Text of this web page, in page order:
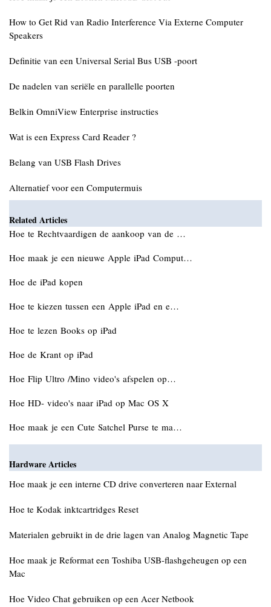
How to Get Rid van Radio Interference Via Externe Computer
Speakers
Definitie van een Universal Serial Bus USB -poort
De nadelen van seriële en parallelle poorten
Belkin OmniView Enterprise instructies
Wat is een Express Card Reader ?
Belang van USB Flash Drives
Alternatief voor een Computermuis
Related Articles
Hoe te Rechtvaardigen de aankoop van de …
Hoe maak je een nieuwe Apple iPad Comput…
Hoe de iPad kopen
Hoe te kiezen tussen een Apple iPad en e…
Hoe te lezen Books op iPad
Hoe de Krant op iPad
Hoe Flip Ultro /Mino video's afspelen op…
Hoe HD- video's naar iPad op Mac OS X
Hoe maak je een Cute Satchel Purse te ma…
Hardware Articles
Hoe maak je een interne CD drive converteren naar External
Hoe te Kodak inktcartridges Reset
Materialen gebruikt in de drie lagen van Analog Magnetic Tape
Hoe maak je Reformat een Toshiba USB-flashgeheugen op een
Mac
Hoe Video Chat gebruiken op een Acer Netbook